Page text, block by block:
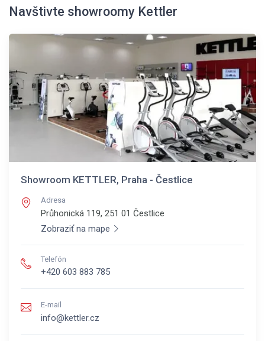
Navštivte showroomy Kettler
Showroom KETTLER, Praha - Čestlice
Adresa
Průhonická 119, 251 01 Čestlice
Zobraziť na mape
Telefón
+420 603 883 785
E-mail
info@kettler.cz